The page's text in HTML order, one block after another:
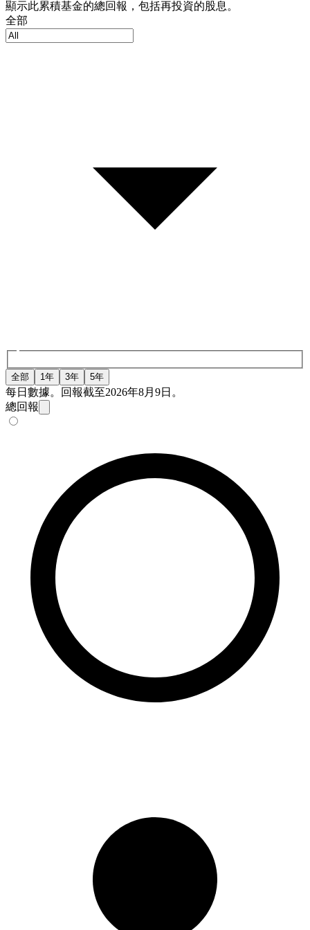
顯示此累積基金的總回報，包括再投資的股息。
全部
全部 1年 3年 5年
每日數據。回報截至2026年8月9日。
總回報